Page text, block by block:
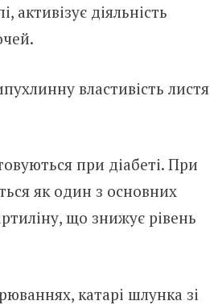
діяльність
властивість листя
при діабеті. При
як один з основних
що знижує рівень
катарі шлунка зі